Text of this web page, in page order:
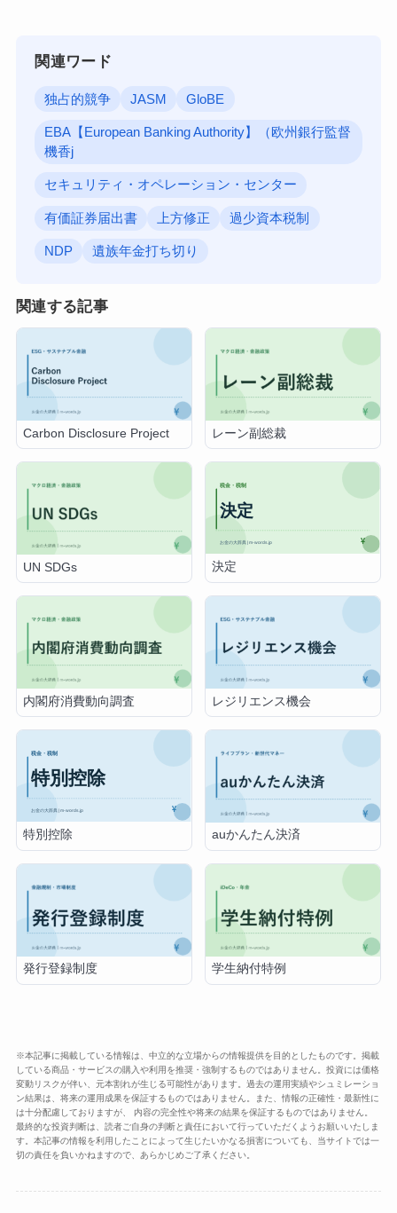
関連ワード
独占的競争 JASM GloBE
EBA【European Banking Authority】（欧州銀行監督
機香j
セキュリティ・オペレーション・センター
有価証券届出書 上方修正 過少資本税制
NDP 遺族年金打ち切り
関連する記事
Carbon Disclosure Project レーン副総裁
UN SDGs 決定
内閣府消費動向調査 レジリエンス機会
特別控除 auかんたん決済
発行登録制度 学生納付特例
※本記事に掲載している情報は、中立的な立場からの情報提供を目的としたものです。掲載
している商品・サービスの購入や利用を推奨・強制するものではありません。投資には価格
変動リスクが伴い、元本割れが生じる可能性があります。過去の運用実績やシュミレーショ
ン結果は、将来の運用成果を保証するものではありません。また、情報の正確性・最新性に
は十分配慮しておりますが、 内容の完全性や将来の結果を保証するものではありません。
最終的な投資判断は、読者ご自身の判断と責任において行っていただくようお願いいたしま
す。本記事の情報を利用したことによって生じたいかなる損害についても、当サイトでは一
切の責任を負いかねますので、あらかじめご了承ください。